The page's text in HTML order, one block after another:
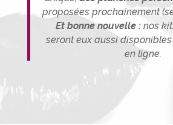
proposées prochainement
Et bonne nouvelle : nos
seront eux aussi
en ligne.